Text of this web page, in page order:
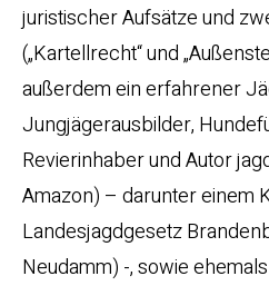
juristischer Aufsätze und
(„Kartellrecht“ und
außerdem ein erfahrener
Jungjägerausbilder,
Revierinhaber und Autor
Amazon) – darunter einem
Landesjagdgesetz
Neudamm) -, sowie